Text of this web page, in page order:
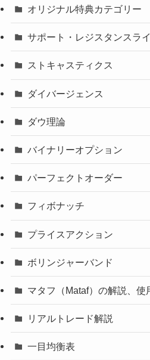
オリジナル特典カテゴリー
サポート・レジスタンスラ
ストキャスティクス
ダイバージェンス
ダウ理論
バイナリーオプション
パーフェクトオーダー
フィボナッチ
プライスアクション
ボリンジャーバンド
マタフ（Mataf）の解説、使
リアルトレード解説
一目均衡表